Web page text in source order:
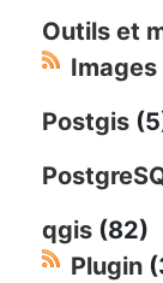
Outils et
Images
Postgis
qgis (82)
Plugin